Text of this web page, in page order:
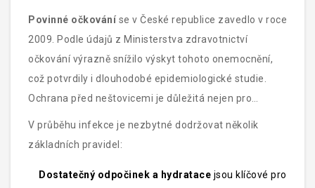
doporučuje očkování proti neštovicím, především pro
osoby, které nebyly v dětství tímto virem postiženy.
Povinné očkování se v České republice zavedlo v roce
2009. Podle údajů z Ministerstva zdravotnictví
očkování výrazně snížilo výskyt tohoto onemocnění,
což potvrdily i dlouhodobé epidemiologické studie.
Ochrana před neštovicemi je důležitá nejen pro
jednotlivce, ale i pro zajištění kolektivní imunity.
V průběhu infekce je nezbytné dodržovat několik
základních pravidel:
Dostatečný odpočinek a hydratace jsou klíčové pro